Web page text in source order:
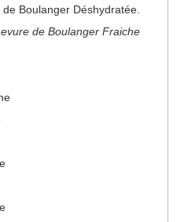
Boulanger Déshydratée.
de Boulanger Fraiche